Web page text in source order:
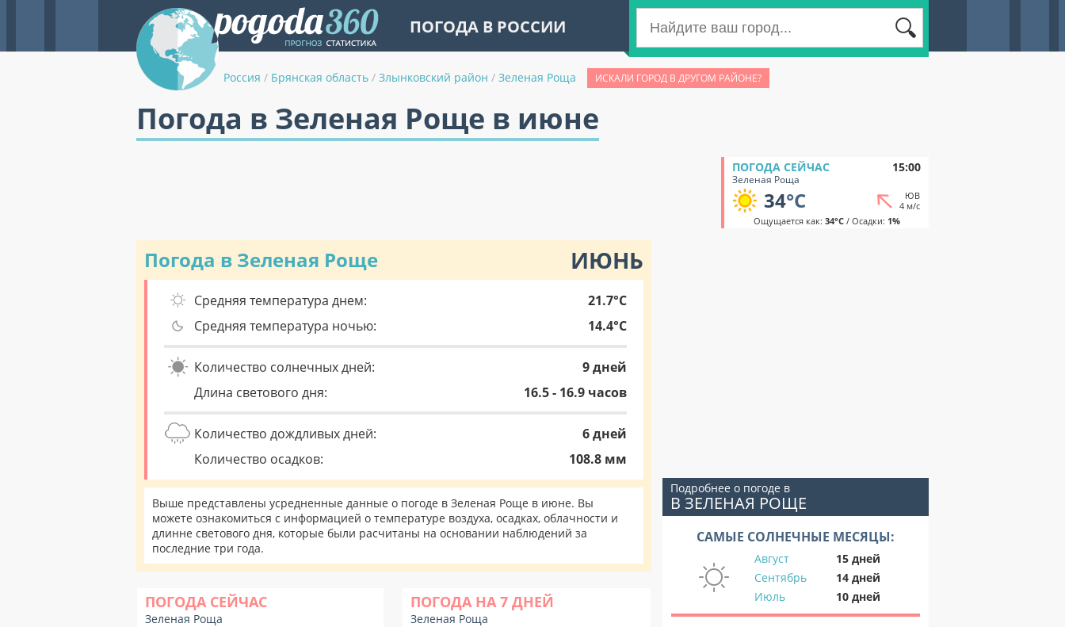
ПОГОДА В РОССИИ
Россия / Брянская область / Злынковский район / Зеленая Роща ИСКАЛИ ГОРОД В ДРУГОМ РАЙОНЕ?
Погода в Зеленая Роще в июне
ПОГОДА СЕЙЧАС 15:00
Зеленая Роща
34°C
ЮВ
4 м/с
Ощущается как: 34°C/ Осадки: 1%
Погода в Зеленая Роще ИЮНЬ
Средняя температура днем:
21.7°C
Средняя температура ночью:
14.4°C
Количество солнечных дней:
9 дней
Длина светового дня:
16.5 - 16.9 часов
Количество дождливых дней:
6 дней
Количество осадков:
108.8 мм
Выше представлены усредненные данные о погоде в Зеленая Роще в июне. Вы
можете ознакомиться с информацией о температуре воздуха, осадках, облачности и
длинне светового дня, которые были расчитаны на основании наблюдений за
последние три года.
ПОГОДА СЕЙЧАС
Зеленая Роща
ПОГОДА НА 7 ДНЕЙ
Зеленая Роща
Подробнее о погоде в
В ЗЕЛЕНАЯ РОЩЕ
САМЫЕ СОЛНЕЧНЫЕ МЕСЯЦЫ:
Август
15 дней
Сентябрь
14 дней
Июль
10 дней